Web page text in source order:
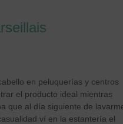
en peluquerías y centros
el producto ideal mientras
que al día siguiente de
ví en la estantería el